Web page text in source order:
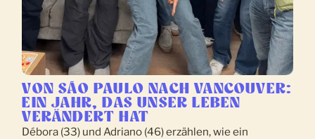
VON SÃO PAULO NACH VANCOUVER:
EIN JAHR, DAS UNSER LEBEN
VERÄNDERT HAT
Débora (33) und Adriano (46) erzählen, wie ein